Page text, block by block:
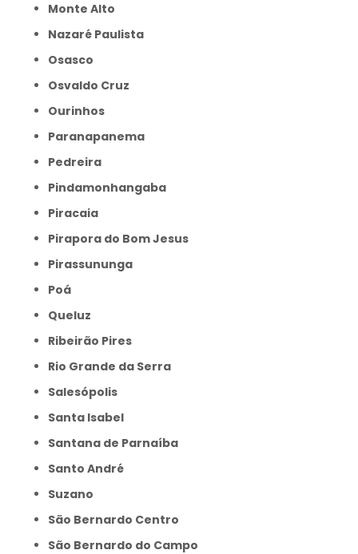
Monte Alto
Nazaré Paulista
Osasco
Osvaldo Cruz
Ourinhos
Paranapanema
Pedreira
Pindamonhangaba
Piracaia
Pirapora do Bom Jesus
Pirassununga
Poá
Queluz
Ribeirão Pires
Rio Grande da Serra
Salesópolis
Santa Isabel
Santana de Parnaíba
Santo André
Suzano
São Bernardo Centro
São Bernardo do Campo